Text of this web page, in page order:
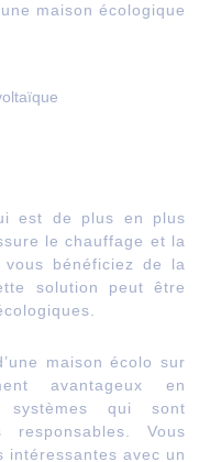
maison écologique
est de plus en plus
le chauffage et la
vous bénéficiez de la
solution peut être
maison écolo sur
avantageux en
systèmes qui sont
Vous
intéressantes avec un